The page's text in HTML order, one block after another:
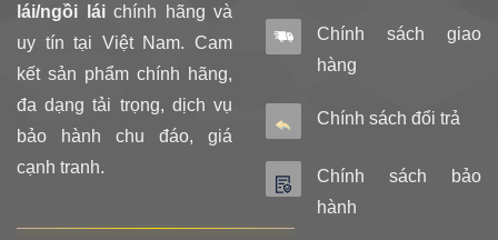
lái/ngồi láichính hãng và
uy tín tại Việt Nam. Cam
kết sản phẩm chính hãng,
đa dạng tải trọng, dịch vụ
bảo hành chu đáo, giá
cạnh tranh.
Chính sách giao
hàng
Chính sách đổi trả
Chính sách bảo
hành